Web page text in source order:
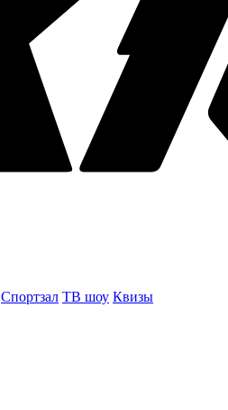
Спортзал ТВ шоу Квизы